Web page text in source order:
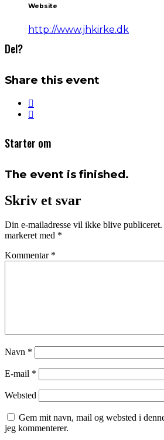
Website
http://www.jhkirke.dk
Del?
Share this event
Starter om
The event is finished.
Skriv et svar
Din e-mailadresse vil ikke blive publiceret.
markeret med *
Kommentar *
Navn *
E-mail *
Websted
Gem mit navn, mail og websted i
jeg kommenterer.